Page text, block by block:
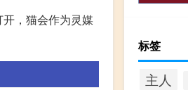
，猫会作为灵媒
标签
主人